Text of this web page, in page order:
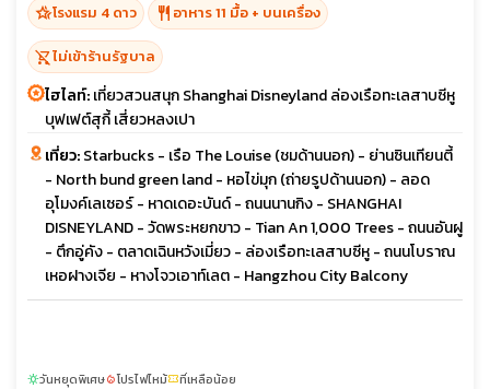
hotel_classโรงแรม 4 ดาว restaurant อาหาร 11 มื้อ + บนเครื่อง
shopping_cart_offไม่เข้าร้านรัฐบาล
ไฮไลท์:เที่ยวสวนสนุก Shanghai Disneyland ล่องเรือทะเลสาบซีหู
บุฟเฟต์สุกี้ เสี่ยวหลงเปา
เที่ยว:Starbucks - เรือ The Louise (ชมด้านนอก) - ย่านซินเทียนตี้
- North bund green land - หอไข่มุก (ถ่ายรูปด้านนอก) - ลอด
อุโมงค์เลเซอร์ - หาดเดอะบันด์ - ถนนนานกิง - SHANGHAI
DISNEYLAND - วัดพระหยกขาว - Tian An 1,000 Trees - ถนนอันฝู
- ตึกอู่คัง - ตลาดเฉินหวังเมี่ยว - ล่องเรือทะเลสาบซีหู - ถนนโบราณ
เหอฝางเจีย - หางโจวเอาท์เลต - Hangzhou City Balcony
sunnyวันหยุดพิเศษlocal_fire_departmentโปรไฟไหม้confirmation_numberที่เหลือน้อย